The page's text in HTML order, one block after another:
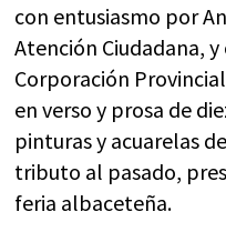
con entusiasmo por
Atención Ciudadana,
Corporación
en verso y prosa de
pinturas y acuarelas
tributo al pasado,
feria albaceteña.